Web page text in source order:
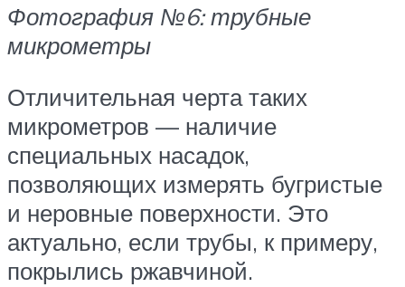
Фотография №6: трубные
микрометры
Отличительная черта таких
микрометров — наличие
специальных насадок,
позволяющих измерять бугристые
и неровные поверхности. Это
актуально, если трубы, к примеру,
покрылись ржавчиной.